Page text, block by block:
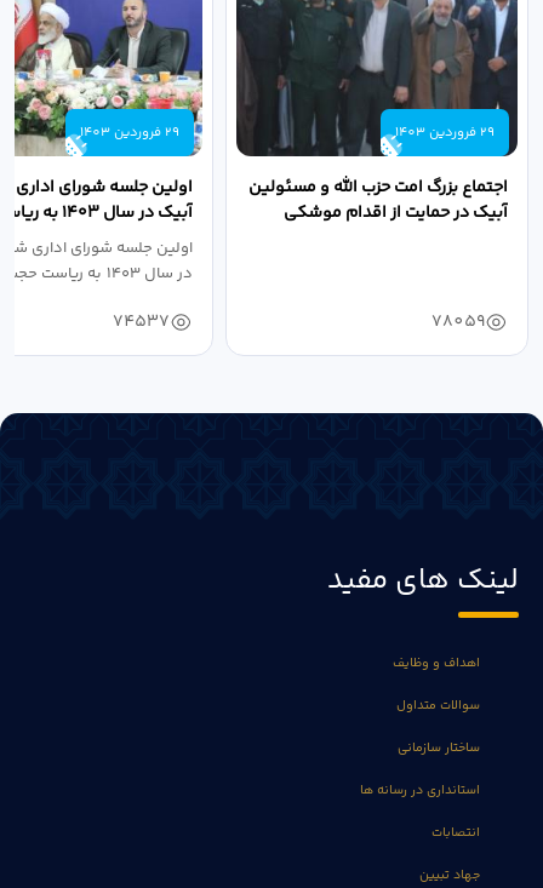
29 فروردین 1403
اجتماع بزرگ امت حزب الله و مسئولین
آبیک در حمایت از اقدام موشکی
78059
29 فروردین 1403
اولین جلسه شورای اداری
آبیک در سال
اله مددخانی...
اولین جلسه شورای اداری
در سال ۱۴۰۳ به ریاست حجت اله...
74537
لینک های مفید
اهداف و وظایف
سوالات متداول
ساختار سازمانی
استانداری در رسانه ها
انتصابات
جهاد تبیین